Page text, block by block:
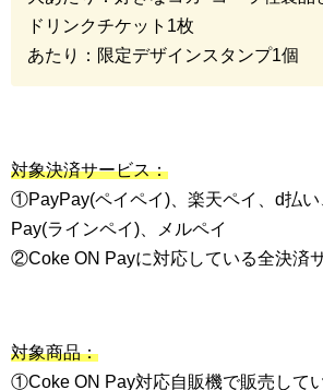
ドリンクチケット1枚
あたり：限定デザインスタンプ1個
対象決済サービス：
①PayPay(ペイペイ)、楽天ペイ、d払い
Pay(ラインペイ)、メルペイ
②Coke ON Payに対応している全決済
対象商品：
①Coke ON Pay対応自販機で販売して